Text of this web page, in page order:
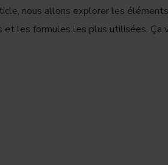
nous allons explorer les éléments
et les formules les plus utilisées. Ça